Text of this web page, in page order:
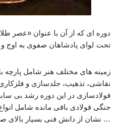
دوره ای که از آن با عنوان «عصر
تحت لوای پادشاهان صفوی به اوج
زمینه های مختلف هنر شامل پارچه
نقاشی، تذهیب، جلدسازی و
فولادسازی در این دوره رشد بی
جنگی فولادی باقی مانده شامل
… نشان از دانش فنی بسیار بالای